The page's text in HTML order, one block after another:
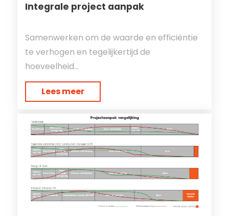
Integrale project aanpak
Samenwerken om de waarde en efficiëntie
te verhogen en tegelijkertijd de
hoeveelheid...
Lees meer